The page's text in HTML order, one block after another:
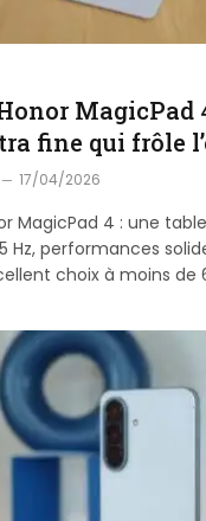
MagicPad
fine qui frôle
17/04/2026
MagicPad 4 : une
Hz, performances
choix à moins de